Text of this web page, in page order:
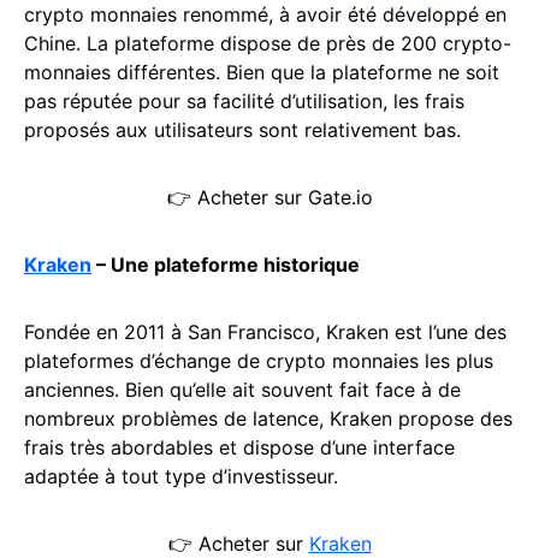
crypto monnaies renommé, à avoir été développé en
Chine. La plateforme dispose de près de 200 crypto-
monnaies différentes. Bien que la plateforme ne soit
pas réputée pour sa facilité d’utilisation, les frais
proposés aux utilisateurs sont relativement bas.
👉 Acheter sur Gate.io
Kraken – Une plateforme historique
Fondée en 2011 à San Francisco, Kraken est l’une des
plateformes d’échange de crypto monnaies les plus
anciennes. Bien qu’elle ait souvent fait face à de
nombreux problèmes de latence, Kraken propose des
frais très abordables et dispose d’une interface
adaptée à tout type d’investisseur.
👉 Acheter sur Kraken